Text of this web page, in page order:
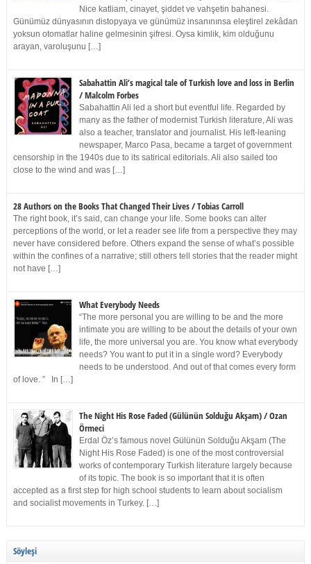
Nice katliam, cinayet, şiddet ve vahşetin bahanesi.
Günümüz dünyasının distopyaya ve günümüz insanınınsa eleştirel zekâdan
yoksun otomatlar haline gelmesinin şifresi. Oysa kimlik, kim olduğunu
arayan, varoluşunu […]
Sabahattin Ali’s magical tale of Turkish love and loss in Berlin
/ Malcolm Forbes
Sabahattin Ali led a short but eventful life. Regarded by
many as the father of modernist Turkish literature, Ali was
also a teacher, translator and journalist. His left-leaning
newspaper, Marco Pasa, became a target of government
censorship in the 1940s due to its satirical editorials. Ali also sailed too
close to the wind and was […]
28 Authors on the Books That Changed Their Lives / Tobias Carroll
The right book, it’s said, can change your life. Some books can alter
perceptions of the world, or let a reader see life from a perspective they may
never have considered before. Others expand the sense of what’s possible
within the confines of a narrative; still others tell stories that the reader might
not have […]
What Everybody Needs
“The more personal you are willing to be and the more
intimate you are willing to be about the details of your own
life, the more universal you are. You know what everybody
needs? You want to put it in a single word? Everybody
needs to be understood. And out of that comes every form
of love. ” In […]
The Night His Rose Faded (Gülünün Solduğu Akşam) / Ozan
Örmeci
Erdal Öz’s famous novel Gülünün Solduğu Akşam (The
Night His Rose Faded) is one of the most controversial
works of contemporary Turkish literature largely because
of its topic. The book is so important that it is often
accepted as a first step for high school students to learn about socialism
and socialist movements in Turkey. […]
Söyleşi